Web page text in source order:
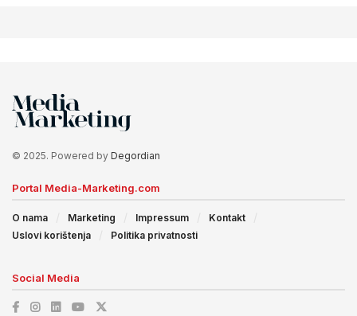
© 2025. Powered by Degordian
Portal Media-Marketing.com
O nama Marketing Impressum
Kontakt
Uslovi korištenja
Politika privatnosti
Social Media